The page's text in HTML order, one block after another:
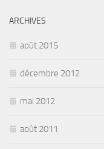
ARCHIVES
août 2015
décembre 2012
mai 2012
août 2011